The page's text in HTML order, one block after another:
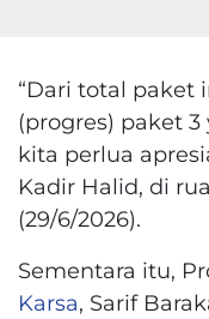
“Dari total paket
(progres) paket
kita perlua
Kadir Halid, di
(29/6/2026).
Sementara itu,
Karsa, Sarif